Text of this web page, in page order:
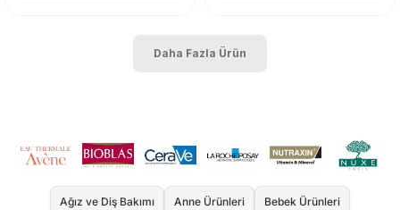
Daha Fazla Ürün
Ağız ve Diş Bakımı Anne Ürünleri Bebek Ürünleri